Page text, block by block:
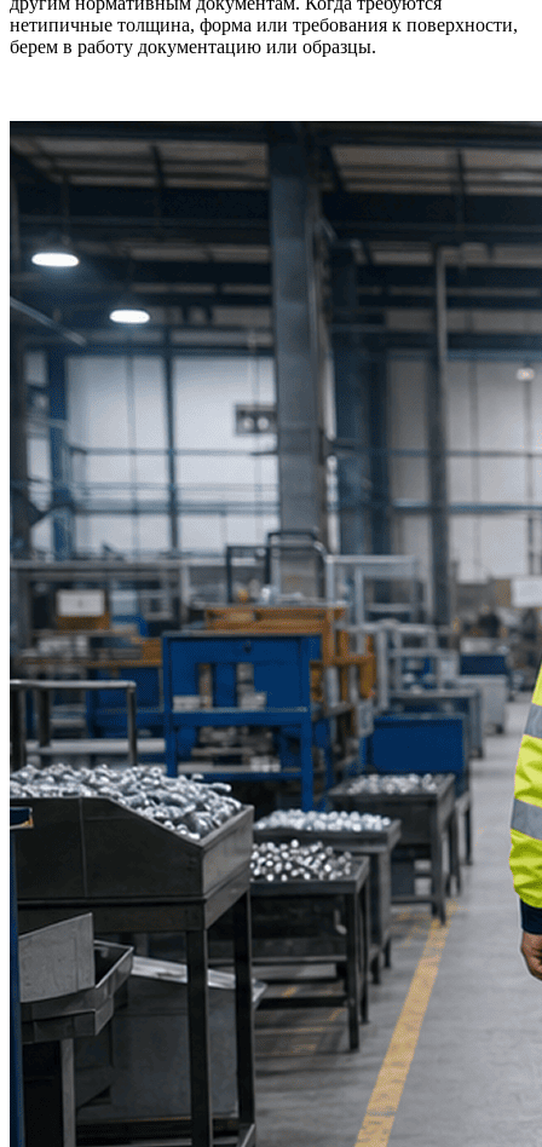
нетипичные толщина, форма или требования к поверхности,
берем в работу документацию или образцы.